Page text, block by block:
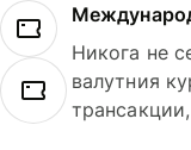
Никога не
валутния